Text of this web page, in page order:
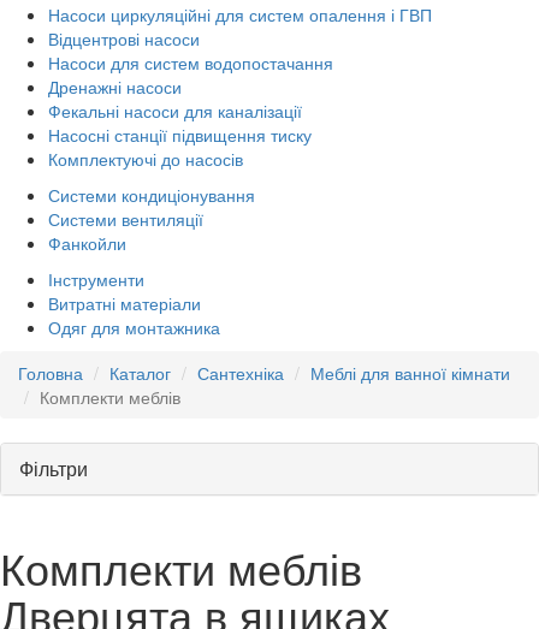
Насоси циркуляційні для систем опалення і ГВП
Відцентрові насоси
Насоси для систем водопостачання
Дренажні насоси
Фекальні насоси для каналізації
Насосні станції підвищення тиску
Комплектуючі до насосів
Системи кондиціонування
Системи вентиляції
Фанкойли
Інструменти
Витратні матеріали
Одяг для монтажника
Головна
Каталог Сантехніка
Меблі для ванної кімнати
Комплекти меблів
Фільтри
Комплекти меблів
Дверцята в ящиках